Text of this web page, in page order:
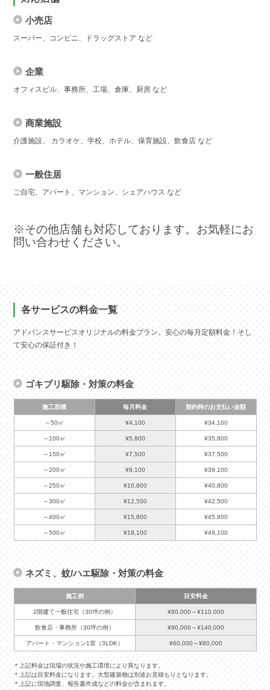
小売店
スーパー、コンビニ、ドラッグストア など
企業
オフィスビル、事務所、工場、倉庫、厨房 など
商業施設
介護施設、 カラオケ、学校、ホテル、保育施設、飲食店 など
一般住居
ご自宅、アパート、マンション、シェアハウス など
※その他店舗も対応しております。お気軽にお
問い合わせください。
各サービスの料金一覧
アドバンスサービスオリジナルの料金プラン。安心の毎月定額料金！そし
て安心の保証付き！
ゴキブリ駆除・対策の料金
施工面積 毎月料金 契約時のお支払い金額
～50㎡ ¥4,100 ¥34,100
～100㎡ ¥5,800 ¥35,800
～150㎡ ¥7,500 ¥37,500
～200㎡ ¥9,100 ¥39,100
～250㎡ ¥10,800 ¥40,800
～300㎡ ¥12,500 ¥42,500
～400㎡ ¥15,800 ¥45,800
～500㎡ ¥19,100 ¥49,100
ネズミ、蚊/ハエ駆除・対策の料金
施工例 目安料金
2階建て一般住宅（30坪の例） ¥80,000～¥110,000
飲食店・事務所（30坪の例） ¥90,000～¥140,000
アパート・マンション1室（3LDK） ¥60,000～¥80,000
＊上記料金は現場の状況や施工環境により異なります。
＊上記は目安料金になります。大型建築物は別途お見積もりとなります。
＊上記に現地調査、報告書作成などの料金が含まれます。